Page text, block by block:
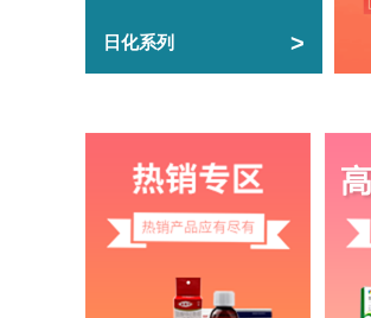
日化系列 >
所有限公司
蓬村卫生室
成华元华诊所
兴文县古宋镇阳光村卫